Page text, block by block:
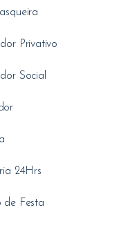
Privativo
Social
24Hrs
de Festa